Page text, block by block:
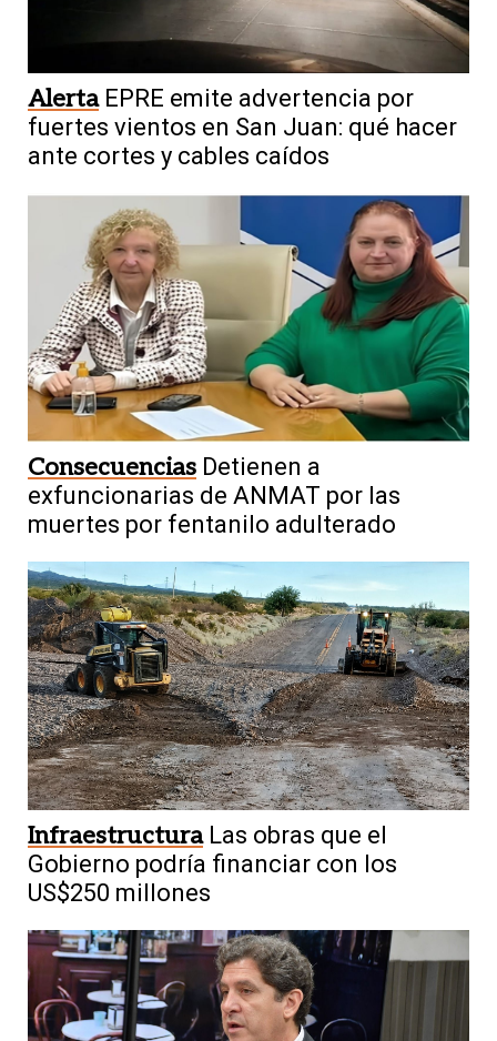
Alerta EPRE emite advertencia por
fuertes vientos en San Juan: qué hacer
ante cortes y cables caídos
Consecuencias Detienen a
exfuncionarias de ANMAT por las
muertes por fentanilo adulterado
Infraestructura Las obras que el
Gobierno podría financiar con los
US$250 millones